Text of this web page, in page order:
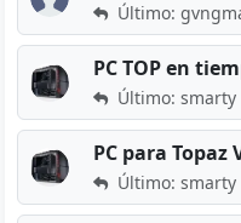
Último:
Último: smarty
Último: smarty